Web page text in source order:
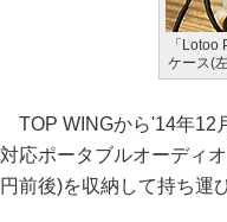
「
ケース(
TOP WINGから'14年12
対応ポータブルオーディ
円前後)を収納して持ち運